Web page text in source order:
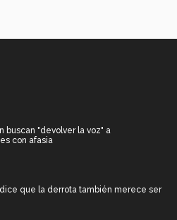
buscan "devolver la voz" a
con afasia
que la derrota también merece ser